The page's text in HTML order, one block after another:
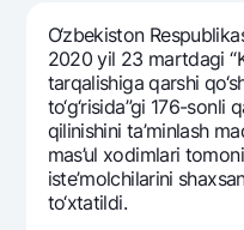
Hamma uchun USD
Talab qilib olinguncha
Oltin omonat
NBU’dan oltin
Kumush omonat
UzCard/HUMO
Visa
Visa FIFA
Mastercard
Ish haqi
Garmin pay
Eskrou hisobvarag‘i
Tariflar
Aksiyalar
Milliy mobil ilovasi
O‘zbеkiston
2020 yil 23 martdagi
tarqalishiga qarshi
to‘g‘risida”gi 176-
qilinishini ta’minlash
mas’ul xodimlari
istе’molchilarini
to‘xtatildi.